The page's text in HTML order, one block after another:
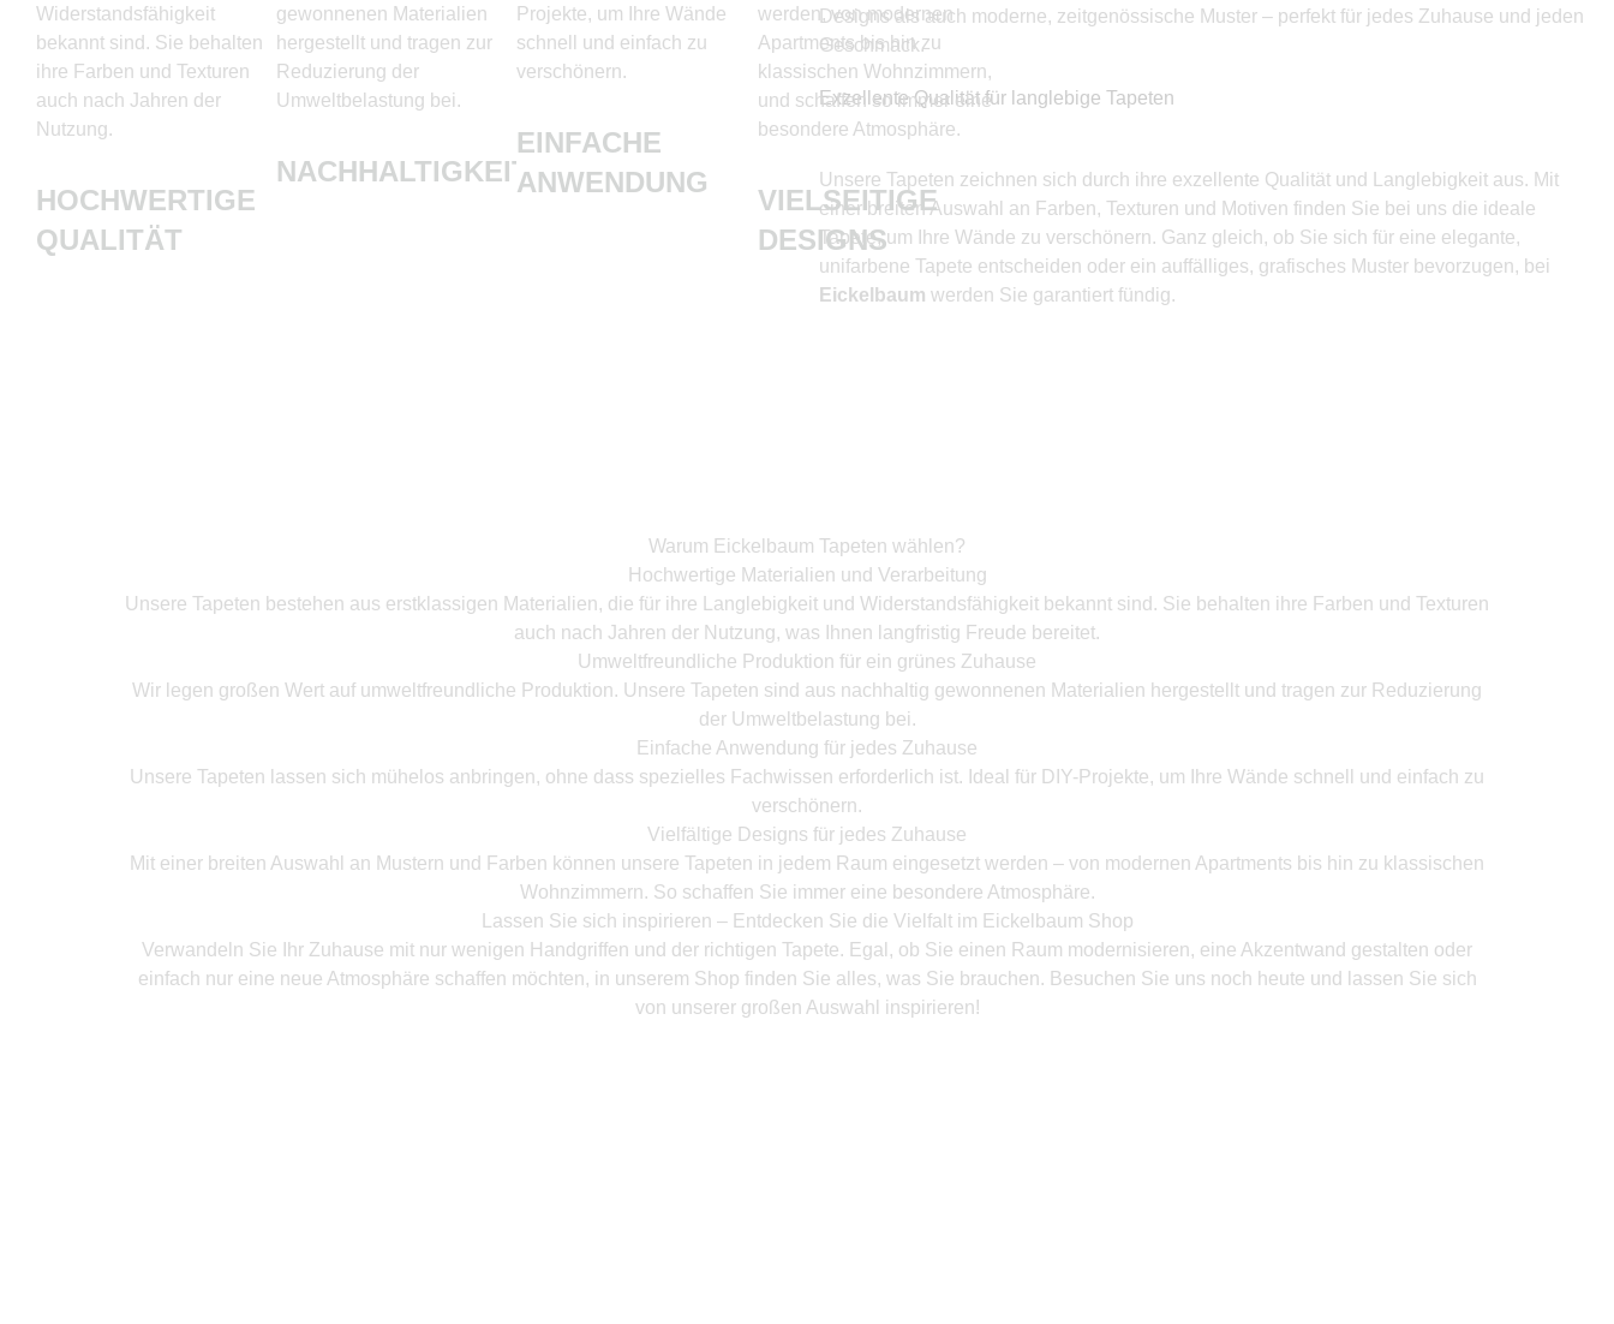
Widerstandsfähigkeit
bekannt sind. Sie behalten
ihre Farben und Texturen
auch nach Jahren der
Nutzung.
HOCHWERTIGE
QUALITÄT
gewonnenen Materialien
hergestellt und tragen zur
Reduzierung der
Umweltbelastung bei.
NACHHALTIGKEIT
Projekte, um Ihre Wände
schnell und einfach zu
verschönern.
EINFACHE
ANWENDUNG
werden, von modernen
Apartments bis hin zu
klassischen Wohnzimmern,
und schaffen so immer eine
besondere Atmosphäre.
VIELSEITIGE
DESIGNS
Designs als auch moderne, zeitgenössische Muster – perfekt für jedes Zuhause und jeden
Geschmack.
Exzellente Qualität für langlebige Tapeten
Unsere Tapeten zeichnen sich durch ihre exzellente Qualität und Langlebigkeit aus. Mit
einer breiten Auswahl an Farben, Texturen und Motiven finden Sie bei uns die ideale
Tapete, um Ihre Wände zu verschönern. Ganz gleich, ob Sie sich für eine elegante,
unifarbene Tapete entscheiden oder ein auffälliges, grafisches Muster bevorzugen, bei
Eickelbaum werden Sie garantiert fündig.
Warum Eickelbaum Tapeten wählen?
Hochwertige Materialien und Verarbeitung
Unsere Tapeten bestehen aus erstklassigen Materialien, die für ihre Langlebigkeit und Widerstandsfähigkeit bekannt sind. Sie behalten ihre Farben und Texturen
auch nach Jahren der Nutzung, was Ihnen langfristig Freude bereitet.
Umweltfreundliche Produktion für ein grünes Zuhause
Wir legen großen Wert auf umweltfreundliche Produktion. Unsere Tapeten sind aus nachhaltig gewonnenen Materialien hergestellt und tragen zur Reduzierung
der Umweltbelastung bei.
Einfache Anwendung für jedes Zuhause
Unsere Tapeten lassen sich mühelos anbringen, ohne dass spezielles Fachwissen erforderlich ist. Ideal für DIY-Projekte, um Ihre Wände schnell und einfach zu
verschönern.
Vielfältige Designs für jedes Zuhause
Mit einer breiten Auswahl an Mustern und Farben können unsere Tapeten in jedem Raum eingesetzt werden – von modernen Apartments bis hin zu klassischen
Wohnzimmern. So schaffen Sie immer eine besondere Atmosphäre.
Lassen Sie sich inspirieren – Entdecken Sie die Vielfalt im Eickelbaum Shop
Verwandeln Sie Ihr Zuhause mit nur wenigen Handgriffen und der richtigen Tapete. Egal, ob Sie einen Raum modernisieren, eine Akzentwand gestalten oder
einfach nur eine neue Atmosphäre schaffen möchten, in unserem Shop finden Sie alles, was Sie brauchen. Besuchen Sie uns noch heute und lassen Sie sich
von unserer großen Auswahl inspirieren!